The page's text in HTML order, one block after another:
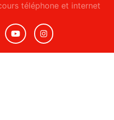
téléphone et internet